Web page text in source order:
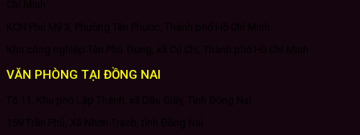
VĂN PHÒNG TẠI ĐỒNG NAI